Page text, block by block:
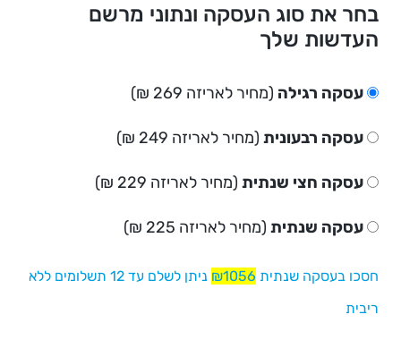
בחר את סוג העסקה ונתוני מרשם
העדשות שלך
עסקה רגילה (מחיר לאריזה 269 ₪)
עסקה רבעונית (מחיר לאריזה 249 ₪)
עסקה חצי שנתית (מחיר לאריזה 229 ₪)
עסקה שנתית (מחיר לאריזה 225 ₪)
חסכו בעסקה שנתית ₪1056
ניתן לשלם עד 12 תשלומים ללא
ריבית